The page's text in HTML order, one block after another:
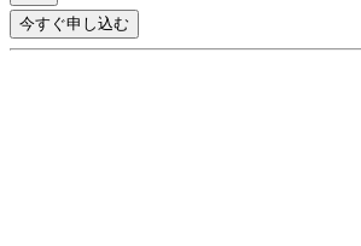
今すぐ申し込む